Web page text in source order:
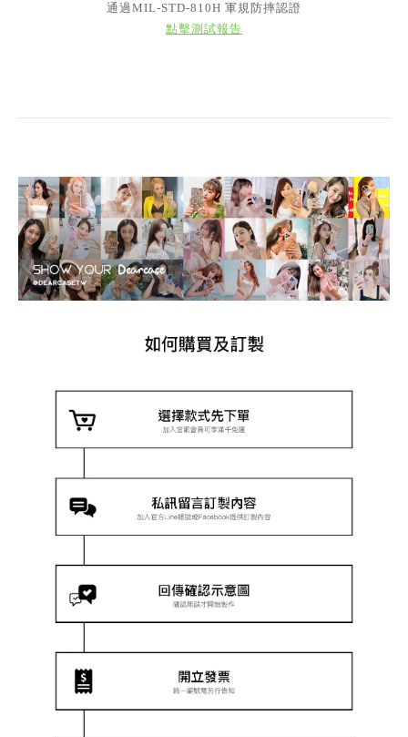
通過MIL-STD-810H 軍規防摔認證
點擊測試報告